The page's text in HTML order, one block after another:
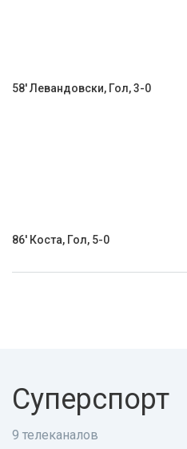
58' Левандовски, Гол, 3-0
86' Коста, Гол, 5-0
Суперспорт
9 телеканалов